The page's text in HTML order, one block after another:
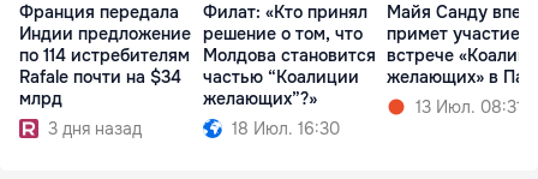
Франция передала
Индии предложение
по 114 истребителям
Rafale почти на $34
млрд
3 дня назад
Филат: «Кто принял
решение о том, что
Молдова становится
частью “Коалиции
желающих”?»
18 Июл. 16:30
Майя Санду
примет участие
встрече
желающих» в
13 Июл. 08:31